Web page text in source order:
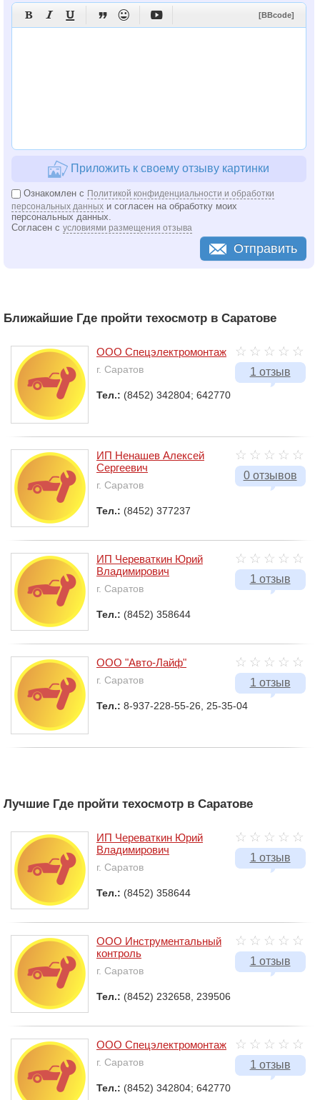
      [BBcode]
Приложить к своему отзыву картинки
Ознакомлен с Политикой конфиденциальности и обработки
персональных данных и согласен на обработку моих
персональных данных.
Согласен с условиями размещения отзыва
Отправить
Ближайшие Где пройти техосмотр в Саратове
1 отзыв
ООО Спецэлектромонтаж
г. Саратов
Тел.: (8452) 342804; 642770
0 отзывов
ИП Ненашев Алексей
Сергеевич
г. Саратов
Тел.: (8452) 377237
1 отзыв
ИП Череваткин Юрий
Владимирович
г. Саратов
Тел.: (8452) 358644
1 отзыв
ООО "Авто-Лайф"
г. Саратов
Тел.: 8-937-228-55-26, 25-35-04
Лучшие Где пройти техосмотр в Саратове
1 отзыв
ИП Череваткин Юрий
Владимирович
г. Саратов
Тел.: (8452) 358644
1 отзыв
ООО Инструментальный
контроль
г. Саратов
Тел.: (8452) 232658, 239506
1 отзыв
ООО Спецэлектромонтаж
г. Саратов
Тел.: (8452) 342804; 642770